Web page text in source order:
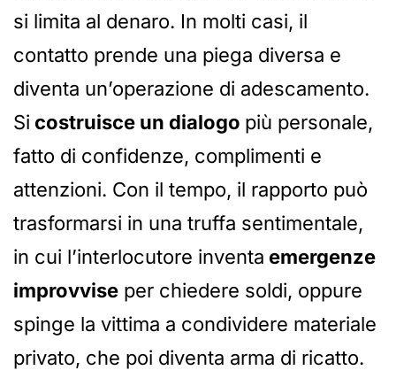
si limita al denaro. In molti casi, il
contatto prende una piega diversa e
diventa un’operazione di adescamento.
Si costruisce un dialogo più personale,
fatto di confidenze, complimenti e
attenzioni. Con il tempo, il rapporto può
trasformarsi in una truffa sentimentale,
in cui l’interlocutore inventa emergenze
improvvise per chiedere soldi, oppure
spinge la vittima a condividere materiale
privato, che poi diventa arma di ricatto.